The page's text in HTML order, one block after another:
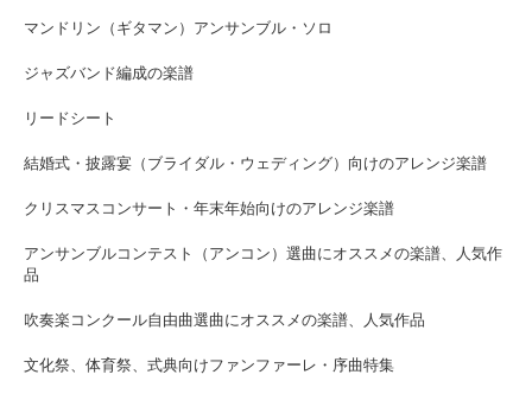
マンドリン（ギタマン）アンサンブル・ソロ
ジャズバンド編成の楽譜
リードシート
結婚式・披露宴（ブライダル・ウェディング）向けのアレンジ楽譜
クリスマスコンサート・年末年始向けのアレンジ楽譜
アンサンブルコンテスト（アンコン）選曲にオススメの楽譜、人気作
品
吹奏楽コンクール自由曲選曲にオススメの楽譜、人気作品
文化祭、体育祭、式典向けファンファーレ・序曲特集